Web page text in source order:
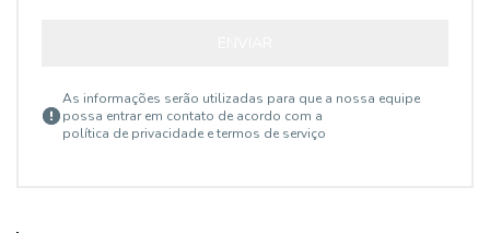
As informações serão utilizadas para que a nossa equipe
possa entrar em contato de acordo com a
política de privacidade e termos de serviço